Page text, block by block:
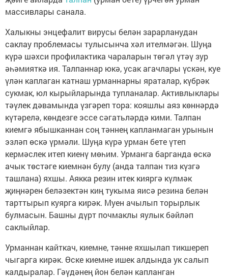
массивлары санала.
Халыкны энцефалит вирусы белән зарарланудан
саклау проблемасы тулысынча хәл ителмәгән. Шуңа
күрә шәхси профилактика чараларын төгәл үтәү зур
әһәмияткә ия. Талпаннар юкә, усак агачлары үскән, куе
үлән каплаган катнаш урманнарны яраталар, күбрәк
сукмак, юл кырыйларында тупланалар. Активлыклары
тәүлек дәвамында үзгәреп тора: кояшлы аяз көннәрдә
күтәрелә, көндезге эссе сәгатьләрдә кими. Талпан
киемгә ябышканнан соң тәннең капланмаган урынын
эзләп өскә үрмәли. Шуңа күрә урман бете үтеп
кермәслек итеп киенү мөһим. Урманга барганда өскә
ачык төстәге киемнән булу (анда талпан тиз күзгә
ташлана) яхшы. Аякка резин итек кияргә күлмәк
җиңнәрен беләзектән киң тукыма яисә резина белән
тарттырып куярга кирәк. Муен ачылып торырлык
булмасын. Башны дүрт почмаклы яулык бәйләп
саклыйлар.
Урманнан кайткач, киемне, тәнне яхшылап тикшереп
чыгарга кирәк. Өске киемне ишек алдында ук салып
калдыралар. Гәүдәнең йон белән капланган